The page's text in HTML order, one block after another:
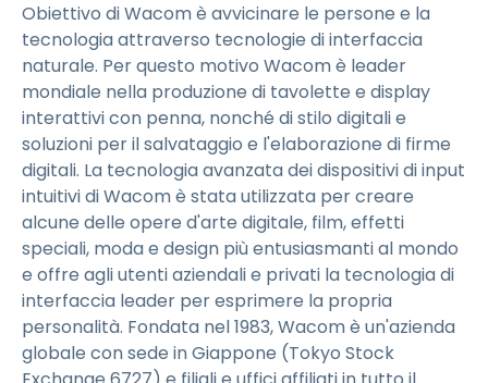
Obiettivo di Wacom è avvicinare le persone e la
tecnologia attraverso tecnologie di interfaccia
naturale. Per questo motivo Wacom è leader
mondiale nella produzione di tavolette e display
interattivi con penna, nonché di stilo digitali e
soluzioni per il salvataggio e l'elaborazione di firme
digitali. La tecnologia avanzata dei dispositivi di input
intuitivi di Wacom è stata utilizzata per creare
alcune delle opere d'arte digitale, film, effetti
speciali, moda e design più entusiasmanti al mondo
e offre agli utenti aziendali e privati la tecnologia di
interfaccia leader per esprimere la propria
personalità. Fondata nel 1983, Wacom è un'azienda
globale con sede in Giappone (Tokyo Stock